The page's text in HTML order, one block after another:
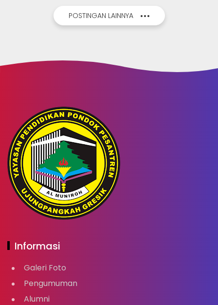
POSTINGAN LAINNYA
Informasi
Galeri Foto
Pengumuman
Alumni